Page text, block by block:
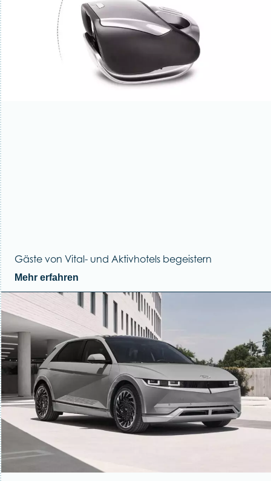
Gäste von Vital- und Aktivhotels begeistern
Mehr erfahren